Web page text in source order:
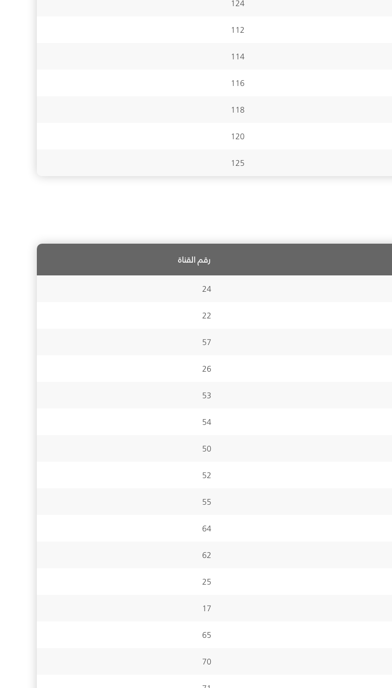
112
114
116
118
120
125
رقم القناة
24
22
57
26
53
54
50
52
55
64
62
25
17
65
70